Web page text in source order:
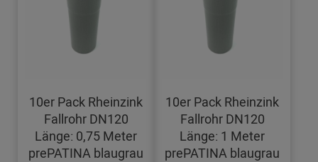
10er Pack Rheinzink
Fallrohr DN120
Länge: 0,75 Meter
prePATINA blaugrau
10er Pack Rheinzink
Fallrohr DN120
Länge: 1 Meter
prePATINA blaugrau